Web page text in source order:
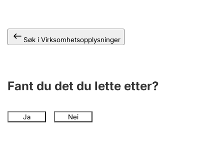
Søk i Virksomhetsopplysninger
Fant du det du lette etter?
Ja Nei